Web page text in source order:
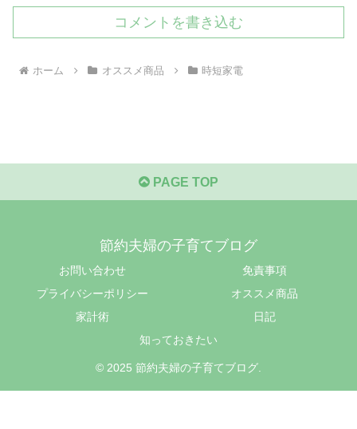
コメントを書き込む
ホーム オススメ商品 時短家電
PAGE TOP
節約夫婦の子育てブログ
お問い合わせ
免責事項
プライバシーポリシー
オススメ商品
家計術
日記
知っておきたい
© 2025 節約夫婦の子育てブログ.